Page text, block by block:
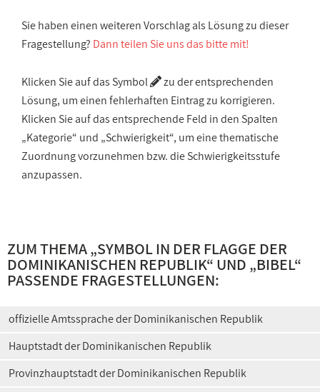
Sie haben einen weiteren Vorschlag als Lösung zu dieser
Fragestellung? Dann teilen Sie uns das bitte mit!
Klicken Sie auf das Symbol
zu der entsprechenden
Lösung, um einen fehlerhaften Eintrag zu korrigieren.
Klicken Sie auf das entsprechende Feld in den Spalten
„Kategorie“ und „Schwierigkeit“, um eine thematische
Zuordnung vorzunehmen bzw. die Schwierigkeitsstufe
anzupassen.
ZUM THEMA „SYMBOL IN DER FLAGGE DER
DOMINIKANISCHEN REPUBLIK“ UND „BIBEL“
PASSENDE FRAGESTELLUNGEN:
offizielle Amtssprache der Dominikanischen Republik
Hauptstadt der Dominikanischen Republik
Provinzhauptstadt der Dominikanischen Republik